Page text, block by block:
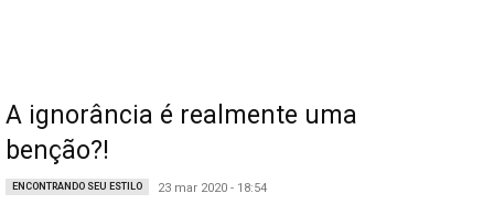
A ignorância é realmente uma
benção?!
ENCONTRANDO SEU ESTILO 23 mar 2020 - 18:54